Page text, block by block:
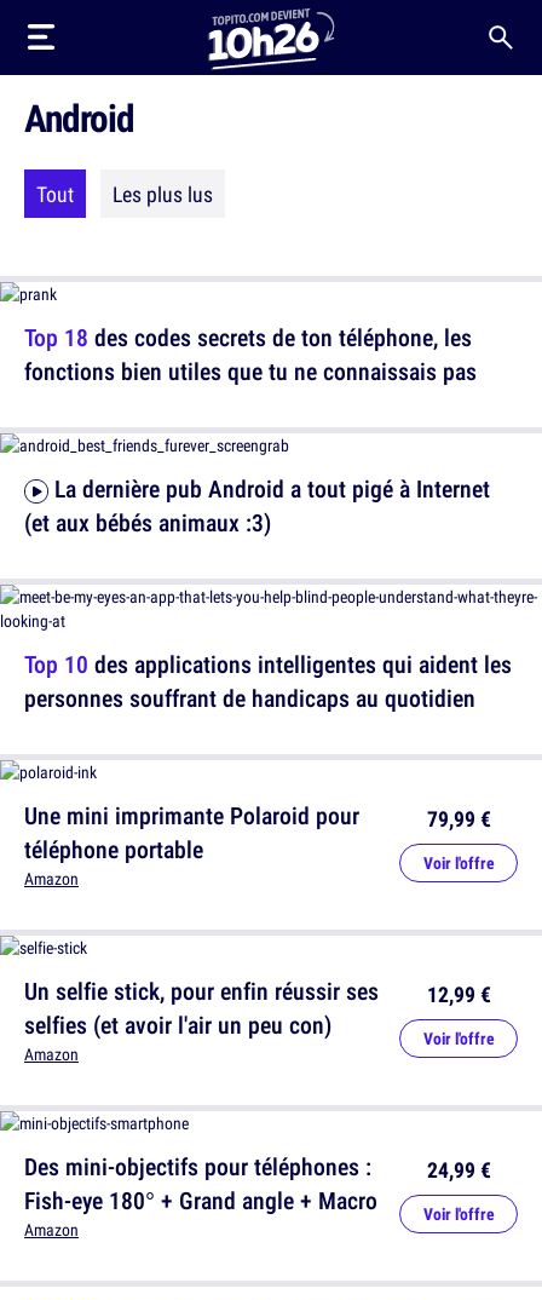
Android
Tout Les plus lus
Top 18 des codes secrets de ton téléphone, les
fonctions bien utiles que tu ne connaissais pas
(et aux bébés animaux :3)
Une mini imprimante Polaroid pour
téléphone portable
Amazon
79,99 €
Voir l'offre
Des mini-objectifs pour téléphones :
Fish-eye 180° + Grand angle + Macro
Amazon
24,99 €
Voir l'offre
Top 10 des applications intelligentes qui aident les
personnes souffrant de handicaps au quotidien
Un selfie stick, pour enfin réussir ses
selfies (et avoir l'air un peu con)
Amazon
12,99 €
Voir l'offre